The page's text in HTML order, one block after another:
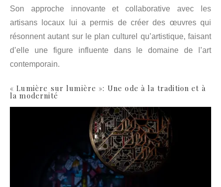
Son approche innovante et collaborative avec les
artisans locaux lui a permis de créer des œuvres qui
résonnent autant sur le plan culturel qu’artistique, faisant
d’elle une figure influente dans le domaine de l’art
contemporain.
« Lumière sur lumière »: Une ode à la tradition et à
la modernité